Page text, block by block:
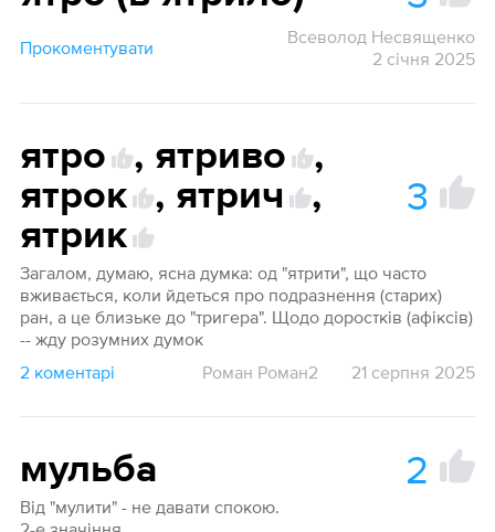
Прокоментувати
Всеволод Несвященко
2 січня 2025
ятро , ятриво
,
ятрок
, ятрич
,
ятрик
3
Загалом, думаю, ясна думка: од "ятрити", що часто
вживається, коли йдеться про подразнення (старих)
ран, а це близьке до "тригера". Щодо доростків (афіксів)
-- жду розумних думок
2 коментарі
Роман Роман2 21 серпня 2025
мульба 2
Від "мулити" - не давати спокою.